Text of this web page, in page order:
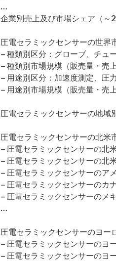
…
企業別売上及び市場シェア（～
圧電セラミックセンサーの世界
– 種類別区分：グローブ、チュ
– 種類別市場規模（販売量・売
– 用途別区分：加速度測定、圧
– 用途別市場規模（販売量・売
圧電セラミックセンサーの地域
圧電セラミックセンサーの北米
– 圧電セラミックセンサーの北
– 圧電セラミックセンサーの北
– 圧電セラミックセンサーのア
– 圧電セラミックセンサーのカ
– 圧電セラミックセンサーのメ
…
圧電セラミックセンサーのヨー
– 圧電セラミックセンサーのヨ
– 圧電セラミックセンサーのヨ